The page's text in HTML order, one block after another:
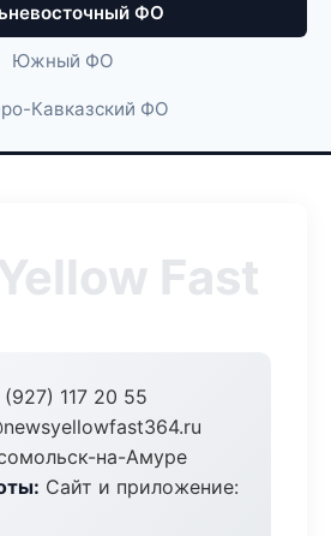
ФО
Южный ФО
Кавказский ФО
Fast
(927) 117 20 55
на-Амуре
Сайт и приложение: